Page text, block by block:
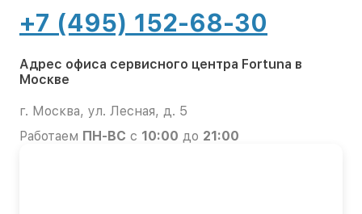
+7 (495) 152-68-30
Адрес офиса сервисного центра Fortuna в
Москве
г. Москва, ул. Лесная, д. 5
Работаем ПН-ВС с 10:00 до 21:00